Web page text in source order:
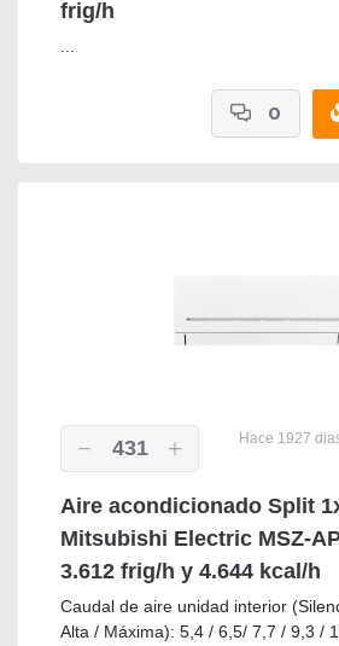
frig/h
0
431 Hace 1927
Aire acondicionado Split
Mitsubishi Electric MSZ-
3.612 frig/h y 4.644 kcal/h
Caudal de aire unidad interior
Alta / Máxima): 5,4 / 6,5/ 7,7 / 9,3 /